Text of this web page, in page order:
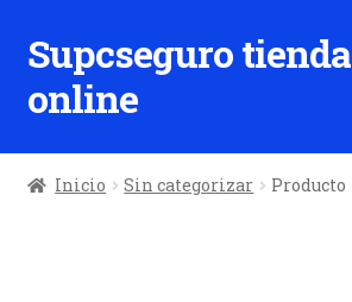
Ir
a
la
Ir
al
contenido
Supcseguro tienda
online
Inicio Sin categorizar Producto